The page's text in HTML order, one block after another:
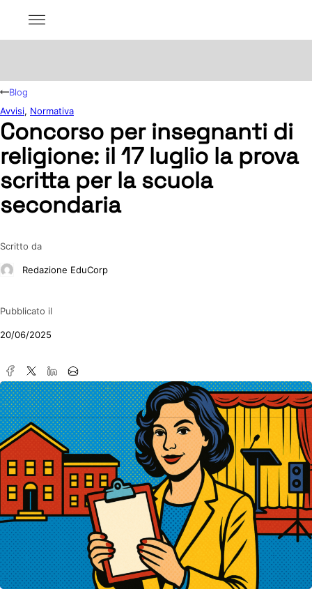
Concorso per insegnanti di
religione: il 17 luglio la prova
scritta per la scuola
secondaria
Scritto da
Redazione EduCorp
Pubblicato il
20/06/2025
Blog
Avvisi, Normativa